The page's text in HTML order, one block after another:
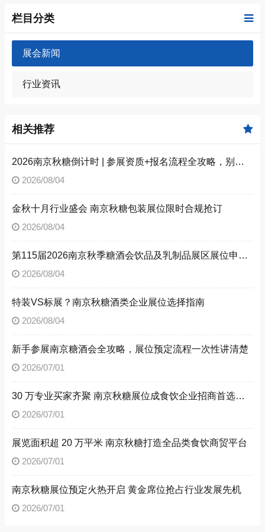
栏目分类
展会新闻
行业资讯
相关推荐
2026南京秋糖倒计时 | 参展资质+报名流程全攻略，别因手续不全错失良机（附材料清单）
2026/08/04
金秋十月行业盛会 南京秋糖包装展位限时合规抢订
2026/08/04
第115届2026南京秋季糖酒会饮品及乳制品展区展位申请技巧
2026/08/04
特装VS标展？南京秋糖酒类企业展位选择指南
2026/08/04
新手参展南京糖酒会全攻略，展位预定流程一次性讲清楚
2026/07/01
30 万专业买家齐聚 南京秋糖展位成食饮企业招商首选阵地
2026/07/01
展览面积超 20 万平米 南京秋糖打造全品类食饮商贸平台
2026/07/01
南京秋糖展位预定火热开启 黄金席位抢占行业发展先机
2026/07/01